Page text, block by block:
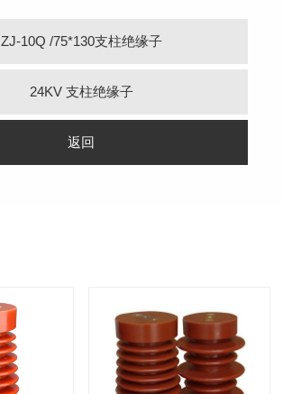
ZJ-10Q /75*130支柱绝缘子
24KV 支柱绝缘子
返回